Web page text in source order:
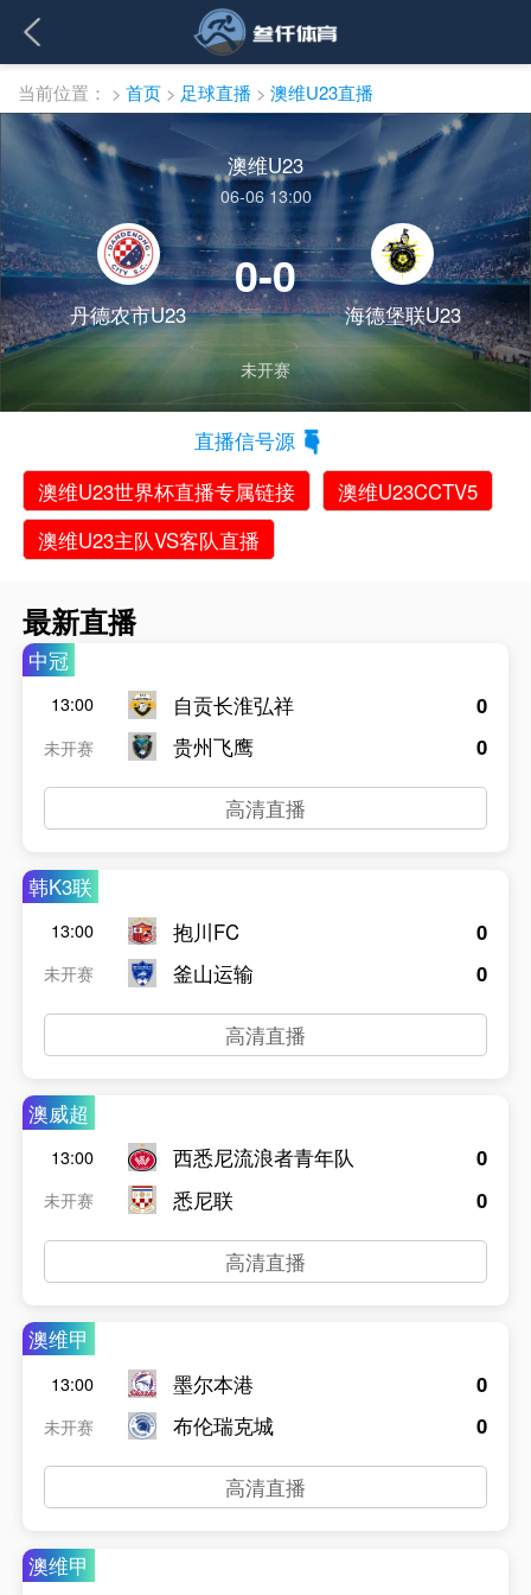
当前位置： > 首页 > 足球直播 > 澳维U23直播
澳维U23
06-06 13:00
丹德农市U23
0-0
海德堡联U23
未开赛
直播信号源
澳维U23世界杯直播专属链接
澳维U23CCTV5
澳维U23主队VS客队直播
最新直播
中冠
13:00
未开赛
自贡长淮弘祥
贵州飞鹰
0
0
高清直播
韩K3联
13:00
未开赛
抱川FC
釜山运输
0
0
高清直播
澳威超
13:00
未开赛
西悉尼流浪者青年队
悉尼联
0
0
高清直播
澳维甲
13:00
未开赛
墨尔本港
布伦瑞克城
0
0
高清直播
澳维甲